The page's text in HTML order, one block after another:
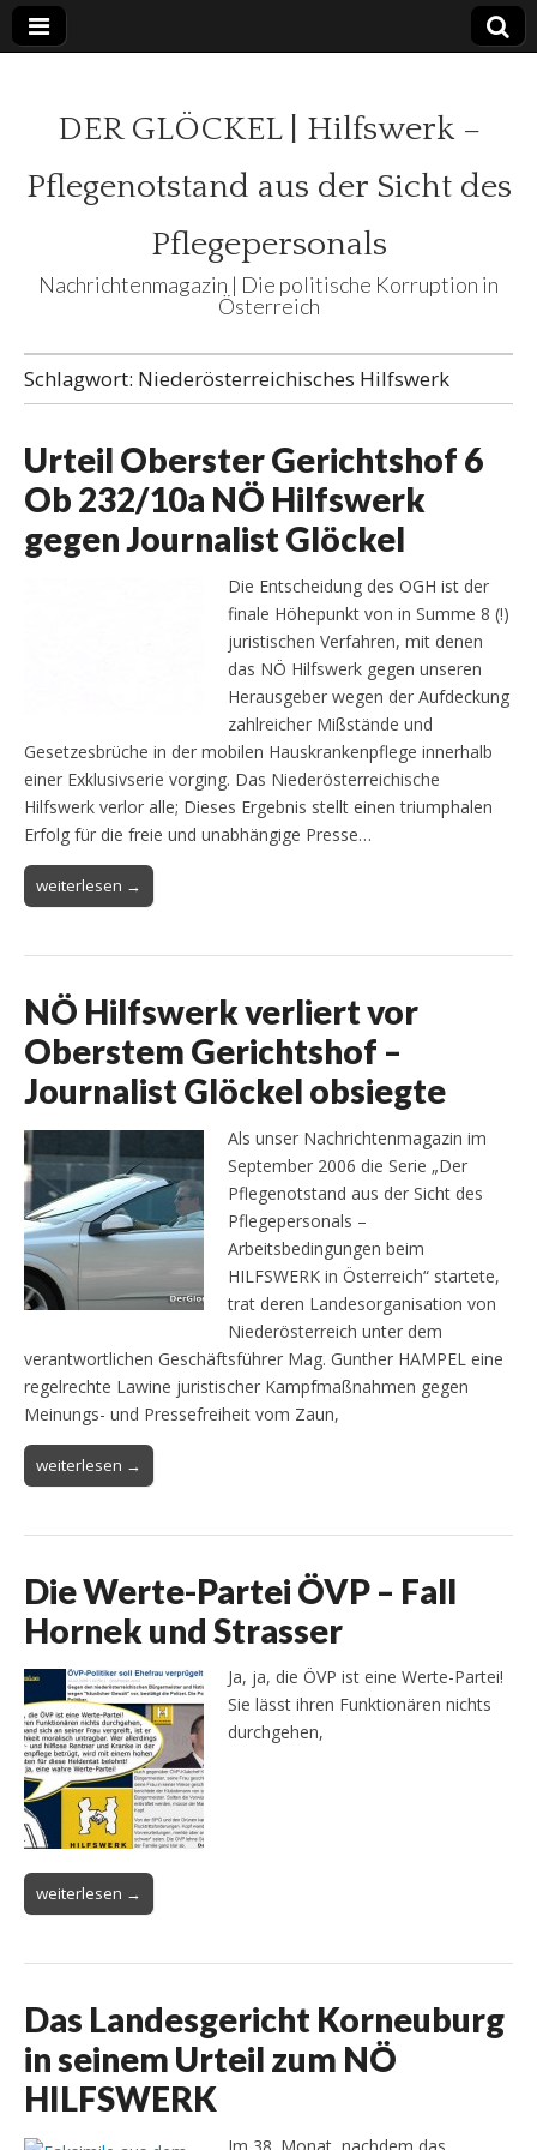
DER GLÖCKEL | Hilfswerk –
Pflegenotstand aus der Sicht des
Pflegepersonals
Nachrichtenmagazin | Die politische Korruption in
Österreich
Schlagwort: Niederösterreichisches Hilfswerk
Urteil Oberster Gerichtshof 6
Ob 232/10a NÖ Hilfswerk
gegen Journalist Glöckel
Die Entscheidung des OGH ist der
finale Höhepunkt von in Summe 8 (!)
juristischen Verfahren, mit denen
das NÖ Hilfswerk gegen unseren
Herausgeber wegen der Aufdeckung
zahlreicher Mißstände und
Gesetzesbrüche in der mobilen Hauskrankenpflege innerhalb
einer Exklusivserie vorging. Das Niederösterreichische
Hilfswerk verlor alle; Dieses Ergebnis stellt einen triumphalen
Erfolg für die freie und unabhängige Presse…
weiterlesen →
NÖ Hilfswerk verliert vor
Oberstem Gerichtshof –
Journalist Glöckel obsiegte
Als unser Nachrichtenmagazin im
September 2006 die Serie „Der
Pflegenotstand aus der Sicht des
Pflegepersonals –
Arbeitsbedingungen beim
HILFSWERK in Österreich“ startete,
trat deren Landesorganisation von
Niederösterreich unter dem
verantwortlichen Geschäftsführer Mag. Gunther HAMPEL eine
regelrechte Lawine juristischer Kampfmaßnahmen gegen
Meinungs- und Pressefreiheit vom Zaun,
weiterlesen →
Die Werte-Partei ÖVP – Fall
Hornek und Strasser
Ja, ja, die ÖVP ist eine Werte-Partei!
Sie lässt ihren Funktionären nichts
durchgehen,
weiterlesen →
Das Landesgericht Korneuburg
in seinem Urteil zum NÖ
HILFSWERK